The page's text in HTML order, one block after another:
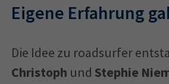
Eigene Erfahrung
Die Idee zu roadsurfer
Christoph und Stephie